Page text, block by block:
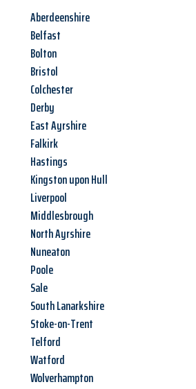
Aberdeenshire
Belfast
Bolton
Bristol
Colchester
Derby
East Ayrshire
Falkirk
Hastings
Kingston upon Hull
Liverpool
Middlesbrough
North Ayrshire
Nuneaton
Poole
Sale
South Lanarkshire
Stoke-on-Trent
Telford
Watford
Wolverhampton